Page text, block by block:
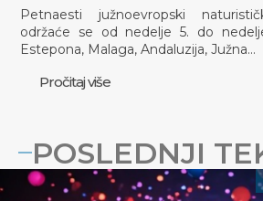
Petnaesti južnoevropski
održaće se od nedelje 5. do
Estepona, Malaga, Andaluzija, Južna…
Pročitaj više
POSLEDNJI